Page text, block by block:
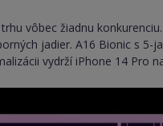
vôbec žiadnu
jadier. A16 Bionic s
vydrží iPhone 14 Pro